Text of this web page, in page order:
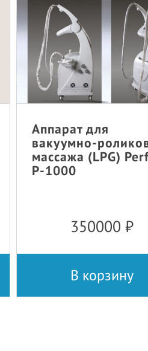
Аппарат для
вакуумно-
массажа (LPG)
P-1000
350000 ₽
В корзину